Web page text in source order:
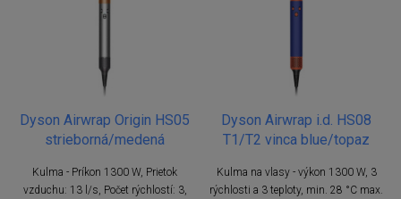
Dyson Airwrap Origin HS05
strieborná/medená
Kulma - Príkon 1300 W, Prietok
vzduchu: 13 l/s, Počet rýchlostí: 3,
Dyson Airwrap i.d. HS08
T1/T2 vinca blue/topaz
Kulma na vlasy - výkon 1300 W, 3
rýchlosti a 3 teploty, min. 28 °C max.